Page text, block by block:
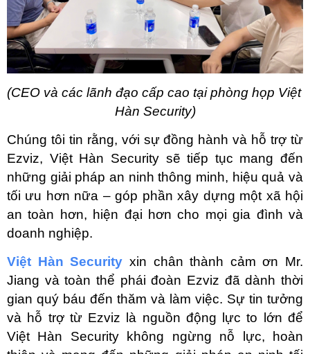
(CEO và các lãnh đạo cấp cao tại phòng họp Việt
Hàn Security)
Chúng tôi tin rằng, với sự đồng hành và hỗ trợ từ
Ezviz, Việt Hàn Security sẽ tiếp tục mang đến
những giải pháp an ninh thông minh, hiệu quả và
tối ưu hơn nữa – góp phần xây dựng một xã hội
an toàn hơn, hiện đại hơn cho mọi gia đình và
doanh nghiệp.
Việt Hàn Security xin chân thành cảm ơn Mr.
Jiang và toàn thể phái đoàn Ezviz đã dành thời
gian quý báu đến thăm và làm việc. Sự tin tưởng
và hỗ trợ từ Ezviz là nguồn động lực to lớn để
Việt Hàn Security không ngừng nỗ lực, hoàn